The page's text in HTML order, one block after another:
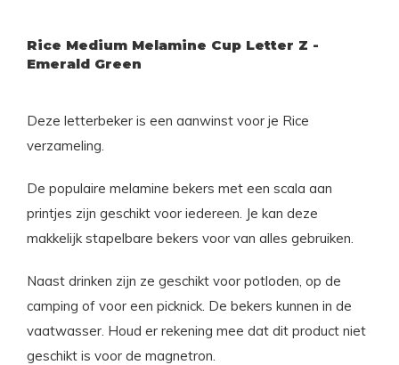
Rice Medium Melamine Cup Letter Z -
Emerald Green
Deze letterbeker is een aanwinst voor je Rice
verzameling.
De populaire melamine bekers met een scala aan
printjes zijn geschikt voor iedereen. Je kan deze
makkelijk stapelbare bekers voor van alles gebruiken.
Naast drinken zijn ze geschikt voor potloden, op de
camping of voor een picknick. De bekers kunnen in de
vaatwasser. Houd er rekening mee dat dit product niet
geschikt is voor de magnetron.